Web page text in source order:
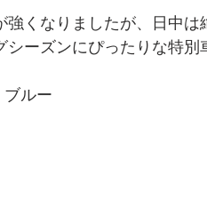
強くなりましたが、日中
シーズンにぴったりな特
ルー